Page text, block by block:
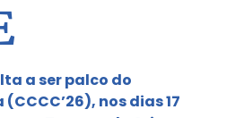
a ser palco do
nos dias 17